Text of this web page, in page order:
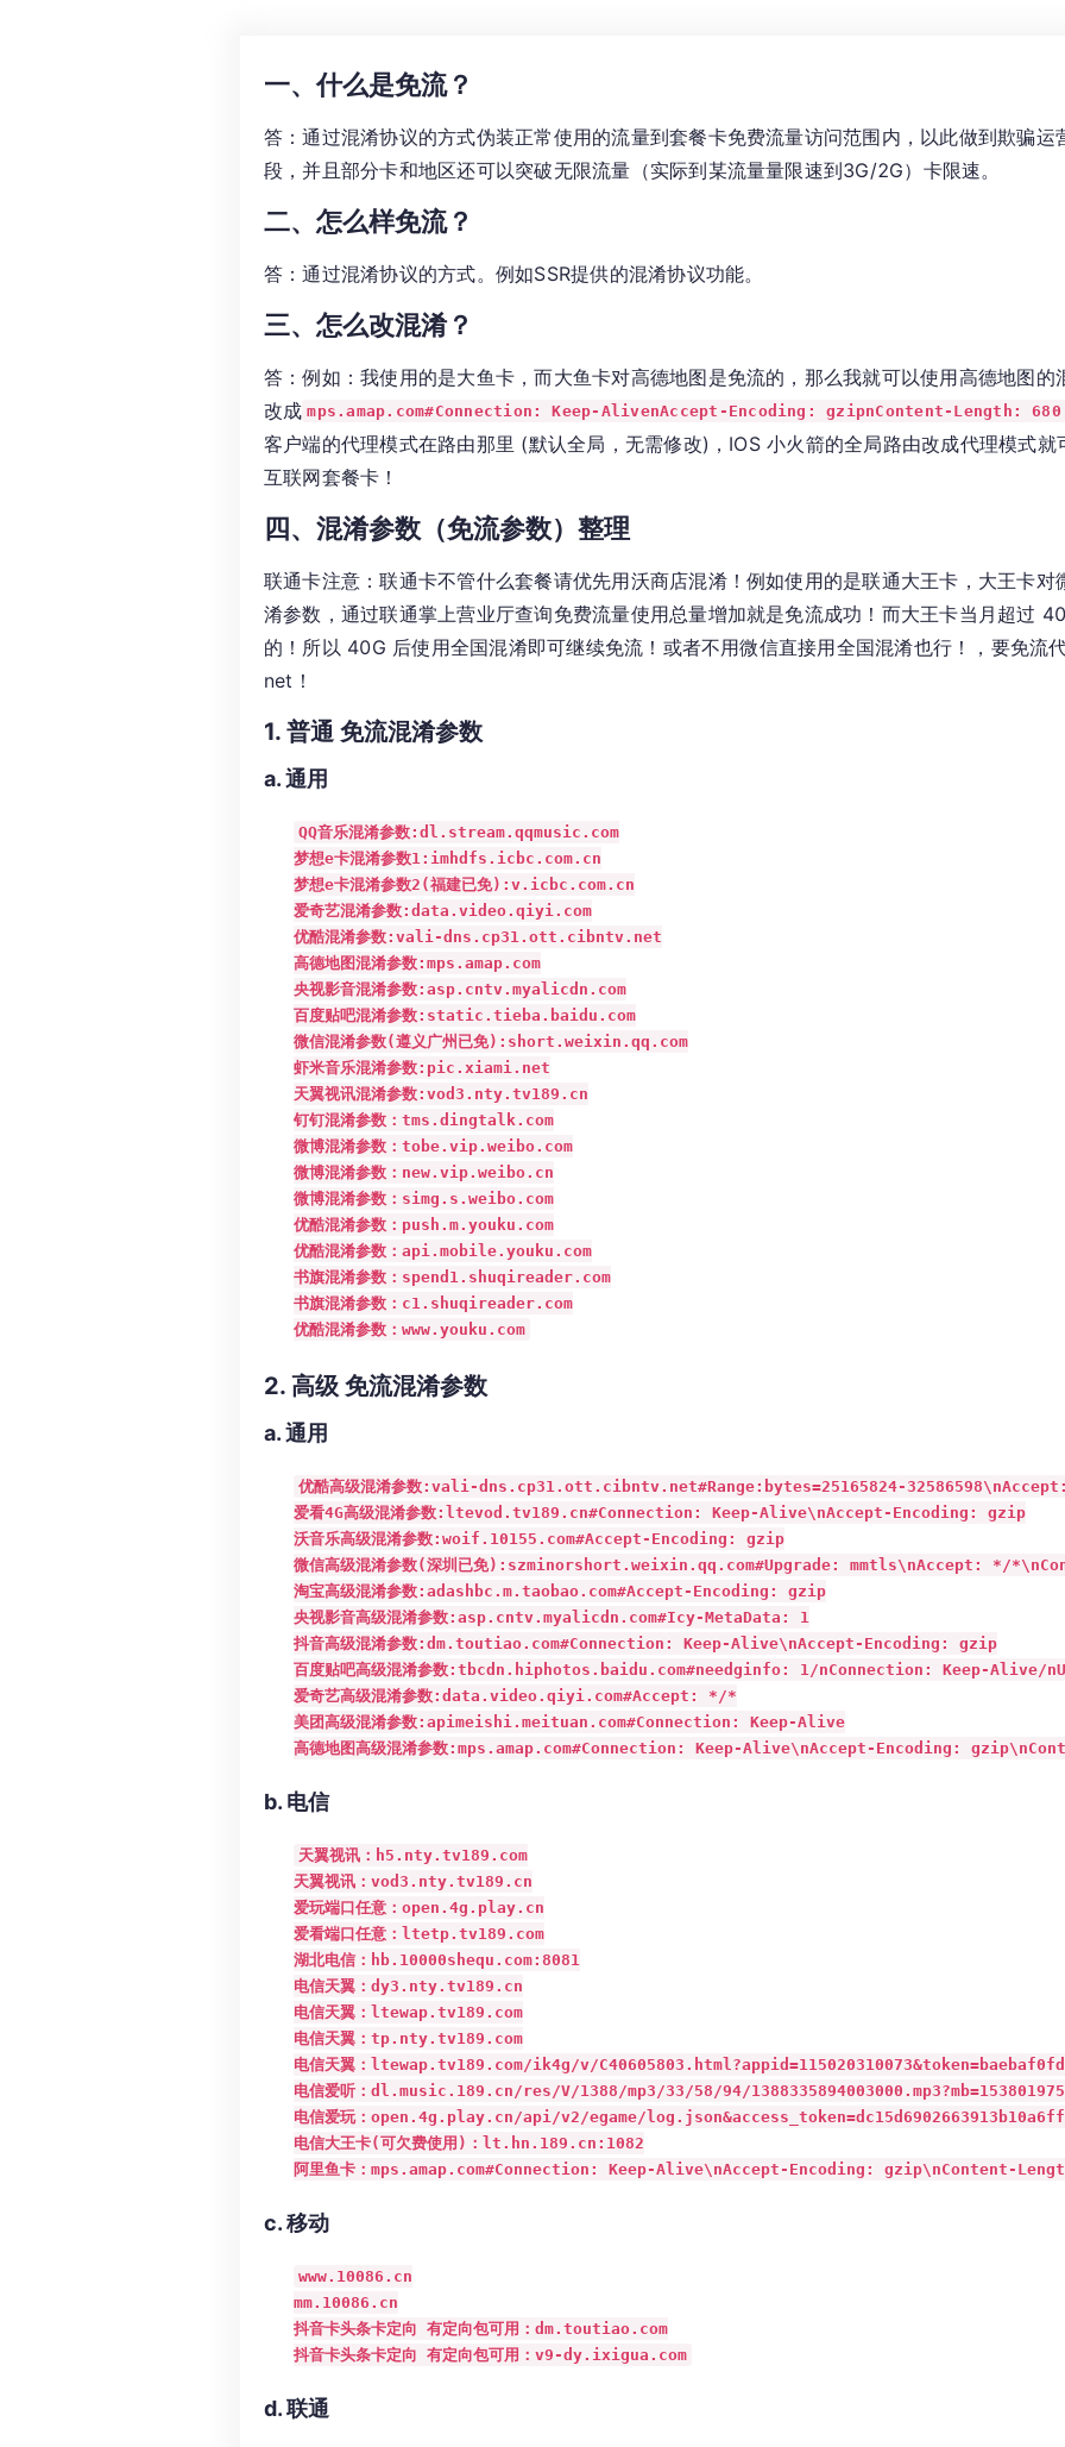
一、什么是免流？
答：通过混淆协议的方式伪装正常使用的流量到套餐卡免费流量访问范围内，以此做到欺骗
段，并且部分卡和地区还可以突破无限流量（实际到某流量量限速到3G/2G）卡限速。
二、怎么样免流？
答：通过混淆协议的方式。例如SSR提供的混淆协议功能。
三、怎么改混淆？
答：例如：我使用的是大鱼卡，而大鱼卡对高德地图是免流的，那么我就可以使用高德地图的
改成 mps.amap.com#Connection: Keep-AlivenAccept-Encoding: gzipnContent-Length: 680
客户端的代理模式在路由那里 (默认全局，无需修改)，IOS 小火箭的全局路由改成代理模式
互联网套餐卡！
四、混淆参数（免流参数）整理
联通卡注意：联通卡不管什么套餐请优先用沃商店混淆！例如使用的是联通大王卡，大王卡
淆参数，通过联通掌上营业厅查询免费流量使用总量增加就是免流成功！而大王卡当月超过
的！所以 40G 后使用全国混淆即可继续免流！或者不用微信直接用全国混淆也行！，要免流
net！
1. 普通 免流混淆参数
a. 通用
QQ音乐混淆参数:dl.stream.qqmusic.com
梦想e卡混淆参数1:imhdfs.icbc.com.cn
梦想e卡混淆参数2(福建已免):v.icbc.com.cn
爱奇艺混淆参数:data.video.qiyi.com
优酷混淆参数:vali-dns.cp31.ott.cibntv.net
高德地图混淆参数:mps.amap.com
央视影音混淆参数:asp.cntv.myalicdn.com
百度贴吧混淆参数:static.tieba.baidu.com
微信混淆参数(遵义广州已免):short.weixin.qq.com
虾米音乐混淆参数:pic.xiami.net
天翼视讯混淆参数:vod3.nty.tv189.cn
钉钉混淆参数：tms.dingtalk.com
微博混淆参数：tobe.vip.weibo.com
微博混淆参数：new.vip.weibo.cn
微博混淆参数：simg.s.weibo.com
优酷混淆参数：push.m.youku.com
优酷混淆参数：api.mobile.youku.com
书旗混淆参数：spend1.shuqireader.com
书旗混淆参数：c1.shuqireader.com
优酷混淆参数：www.youku.com
2. 高级 免流混淆参数
a. 通用
优酷高级混淆参数:vali-dns.cp31.ott.cibntv.net#Range:bytes=25165824-
爱看4G高级混淆参数:ltevod.tv189.cn#Connection: Keep-Alive\nAccept-Encoding: gzip
沃音乐高级混淆参数:woif.10155.com#Accept-Encoding: gzip
微信高级混淆参数(深圳已免):szminorshort.weixin.qq.com#Upgrade: mmtls\nAccept:
淘宝高级混淆参数:adashbc.m.taobao.com#Accept-Encoding: gzip
央视影音高级混淆参数:asp.cntv.myalicdn.com#Icy-MetaData: 1
抖音高级混淆参数:dm.toutiao.com#Connection: Keep-Alive\nAccept-Encoding: gzip
百度贴吧高级混淆参数:tbcdn.hiphotos.baidu.com#needginfo: 1/nConnection: Keep-
爱奇艺高级混淆参数:data.video.qiyi.com#Accept: */*
美团高级混淆参数:apimeishi.meituan.com#Connection: Keep-Alive
高德地图高级混淆参数:mps.amap.com#Connection: Keep-Alive\nAccept-Encoding:
b. 电信
天翼视讯：h5.nty.tv189.com
天翼视讯：vod3.nty.tv189.cn
爱玩端口任意：open.4g.play.cn
爱看端口任意：ltetp.tv189.com
湖北电信：hb.10000shequ.com:8081
电信天翼：dy3.nty.tv189.cn
电信天翼：ltewap.tv189.com
电信天翼：tp.nty.tv189.com
电信天翼：ltewap.tv189.com/ik4g/v/
电信爱听：dl.music.189.cn/res/V/1388/mp3/33/58/94/
电信爱玩：open.4g.play.cn/api/v2/egame/
电信大王卡(可欠费使用)：lt.hn.189.cn:1082
阿里鱼卡：mps.amap.com#Connection: Keep-Alive\nAccept-Encoding: gzip\nContent-
c. 移动
www.10086.cn
mm.10086.cn
抖音卡头条卡定向 有定向包可用：dm.toutiao.com
抖音卡头条卡定向 有定向包可用：v9-dy.ixigua.com
d. 联通